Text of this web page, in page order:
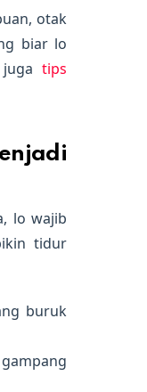
otak
biar lo
jugatips
lo wajib
tidur
buruk